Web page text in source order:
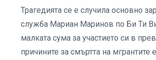
Трагедията се е случила основно
служба Мариан Маринов по Би Ти
малката сума за участието си в
причините за смъртта на